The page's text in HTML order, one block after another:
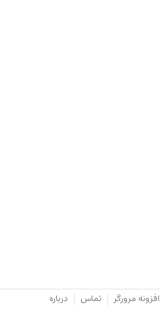
افزونه مرورگر تماس درباره